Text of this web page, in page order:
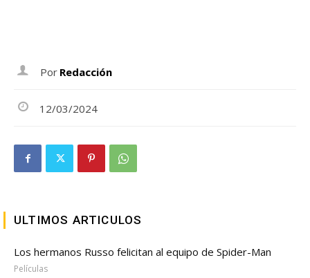
Por Redacción
12/03/2024
ULTIMOS ARTICULOS
Los hermanos Russo felicitan al equipo de Spider-Man
Películas